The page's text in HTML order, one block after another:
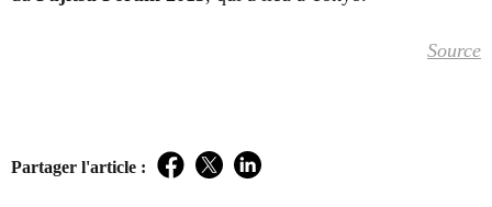
Source
Partager l'article : Facebook
TwitterLinkedIn